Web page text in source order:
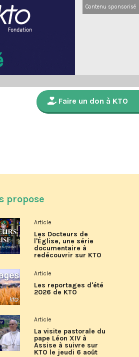
Contenu sponsorisé
Faire un don à KTO
propose
Article
Les Docteurs de
l'Église, une série
documentaire à
redécouvrir sur KTO
Article
Les reportages d'été
2026 de KTO
Article
La visite pastorale du
pape Léon XIV à
Assise à suivre sur
KTO le jeudi 6 août